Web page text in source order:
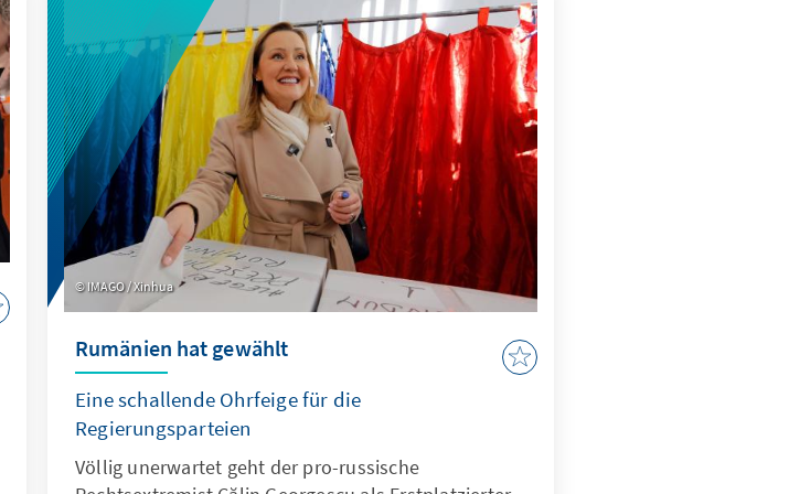
und Symbolen ihrer Partei zu schwenken. Das rot-
weiß-blau der New Patriotic Party (NPP) und rot-
grün-schwarz-weiß des National Democratic
Congress (NDC) – die beiden großen politischen
Parteien im Land - sind in diesen Tagen die
dominierenden Farben im Stadtbild. Die wachsende
Spannung in der Bevölkerung ist mit Blick auf den
Wahlausgang deutlich zu spüren, vor allem auch
angesichts der nach wie vor kritischen
wirtschaftlichen Lage im Land.
IMAGO / Xinhua
Rumänien hat gewählt
Eine schallende Ohrfeige für die
Regierungsparteien
Völlig unerwartet geht der pro-russische